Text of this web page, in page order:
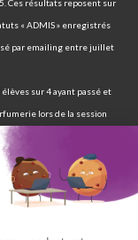
Ces résultats reposent sur
« ADMIS » enregistrés
par emailing entre juillet
sur 4 ayant passé et
lors de la session
de deux sources : les
réponses au sondage
2025.
finales de la certification
trouvé un emploi six mois